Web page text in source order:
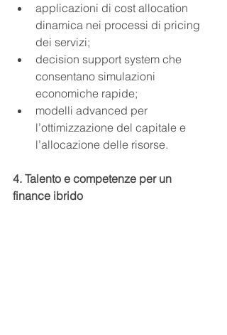
applicazioni di cost allocation
dinamica nei processi di pricing
dei servizi;
decision support system che
consentano simulazioni
economiche rapide;
modelli advanced per
l’ottimizzazione del capitale e
l’allocazione delle risorse.
4. Talento e competenze per un
finance ibrido